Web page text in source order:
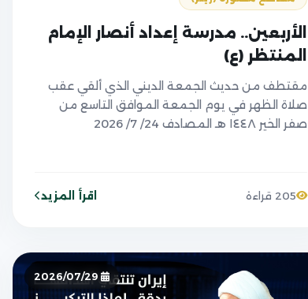
الأربعين.. مدرسة إعداد أنصار الإمام
المنتظر (ع)
مقتطف من حديث الجمعة الديني الذي ألقي عقب
صلاة الظهر في يوم الجمعة الموافق التاسع من
صفر الخير ١٤٤٨ هـ المصادف 24/ 7/ 2026
205 قراءة اقرأ المزيد